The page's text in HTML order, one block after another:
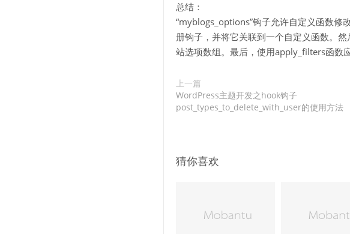
总结：
“myblogs_options”钩子允许自定义函数修
册钩子，并将它关联到一个自定义函数。
站选项数组。最后，使用apply_filters函数
上一篇
WordPress主题开发之hook钩子
post_types_to_delete_with_user的使用方法
猜你喜欢